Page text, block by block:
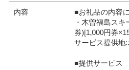
内容
■お礼品の内容
・木曽福島ス
券)[1,000円券
サービス提供地
■提供サービス